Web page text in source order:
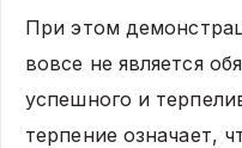
При этом
вовсе не является
успешного и
терпение означает,